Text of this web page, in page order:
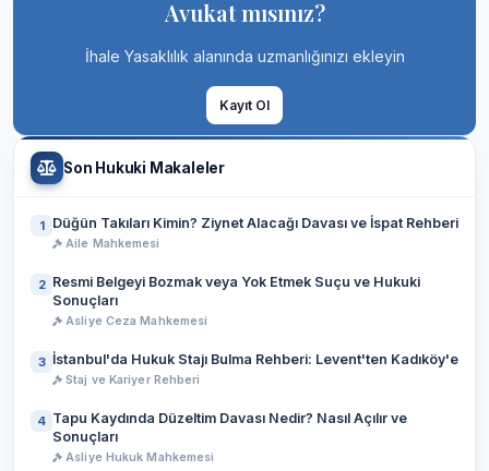
Avukat mısınız?
İhale Yasaklılık alanında uzmanlığınızı ekleyin
Kayıt Ol
Son Hukuki Makaleler
1 Düğün Takıları Kimin? Ziynet Alacağı Davası ve İspat Rehberi
Aile Mahkemesi
2 Resmi Belgeyi Bozmak veya Yok Etmek Suçu ve Hukuki
Sonuçları
Asliye Ceza Mahkemesi
3 İstanbul'da Hukuk Stajı Bulma Rehberi: Levent'ten Kadıköy'e
Staj ve Kariyer Rehberi
4 Tapu Kaydında Düzeltim Davası Nedir? Nasıl Açılır ve
Sonuçları
Asliye Hukuk Mahkemesi